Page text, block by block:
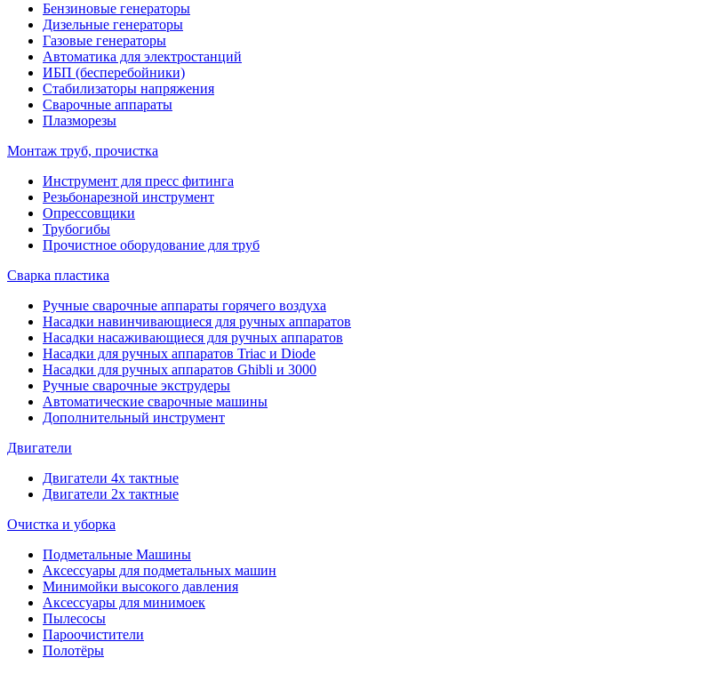
Бензиновые генераторы
Дизельные генераторы
Газовые генераторы
Автоматика для электростанций
ИБП (бесперебойники)
Стабилизаторы напряжения
Сварочные аппараты
Плазморезы
Монтаж труб, прочистка
Инструмент для пресс фитинга
Резьбонарезной инструмент
Опрессовщики
Трубогибы
Прочистное оборудование для труб
Сварка пластика
Ручные сварочные аппараты горячего воздуха
Насадки навинчивающиеся для ручных аппаратов
Насадки насаживающиеся для ручных аппаратов
Насадки для ручных аппаратов Triac и Diode
Насадки для ручных аппаратов Ghibli и 3000
Ручные сварочные экструдеры
Автоматические сварочные машины
Дополнительный инструмент
Двигатели
Двигатели 4х тактные
Двигатели 2х тактные
Очистка и уборка
Подметальные Машины
Аксессуары для подметальных машин
Минимойки высокого давления
Аксессуары для минимоек
Пылесосы
Пароочистители
Полотёры